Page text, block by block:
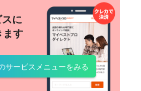
に
ます
サービスメニューをみる